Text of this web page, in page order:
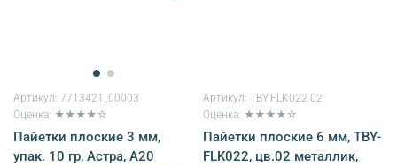
Артикул: 7713421_00003
Оценка: ★★★★☆
Пайетки плоские 3 мм,
упак. 10 гр, Астра, А20
Артикул: TBY.FLK022.02
Оценка: ★★★★☆
Пайетки плоские 6 мм, TBY-
FLK022, цв.02 металлик,